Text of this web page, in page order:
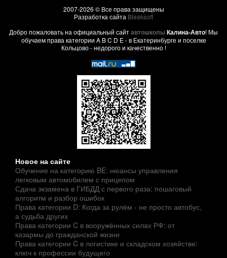
2007-2026 © Все права защищены
Разработка сайта Bleaksoft
Добро пожаловать на официальный сайтавтошколыКалина-Авто! Мы
обучаем права категории A B C D E - в Екатеринбурге и поселке
Кольцово - недорого и качественно !
Новое на сайте
Обучение на категорию BE: нюансы управления
легковым автомобилем с прицепом
Сдача экзамена в ГИБДД с первого раза: пошаговый
алгоритм и разбор ошибок
Права категории D: Когда за рулём - не просто автобус,
а судьба других
Права категории C в вооружённых силах РФ: от
казармы до гражданской жизни
Права категории C в логистике и складском хозяйстве:
ключ к профессии будущего